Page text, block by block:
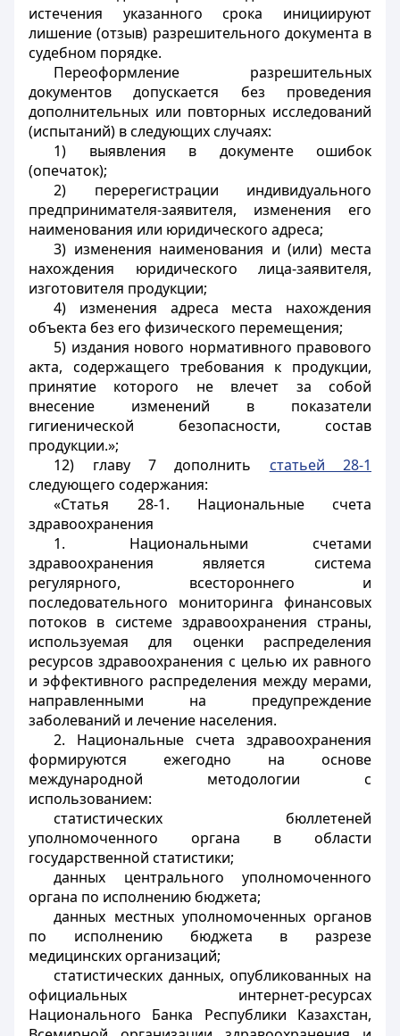
истечения указанного срока инициируют
лишение (отзыв) разрешительного документа в
судебном порядке.
Переоформление разрешительных
документов допускается без проведения
дополнительных или повторных исследований
(испытаний) в следующих случаях:
1) выявления в документе ошибок
(опечаток);
2) перерегистрации индивидуального
предпринимателя-заявителя, изменения его
наименования или юридического адреса;
3) изменения наименования и (или) места
нахождения юридического лица-заявителя,
изготовителя продукции;
4) изменения адреса места нахождения
объекта без его физического перемещения;
5) издания нового нормативного правового
акта, содержащего требования к продукции,
принятие которого не влечет за собой
внесение изменений в показатели
гигиенической безопасности, состав
продукции.»;
12) главу 7 дополнить статьей 28-1
следующего содержания:
«Статья 28-1. Национальные счета
здравоохранения
1. Национальными счетами
здравоохранения является система
регулярного, всестороннего и
последовательного мониторинга финансовых
потоков в системе здравоохранения страны,
используемая для оценки распределения
ресурсов здравоохранения с целью их равного
и эффективного распределения между мерами,
направленными на предупреждение
заболеваний и лечение населения.
2. Национальные счета здравоохранения
формируются ежегодно на основе
международной методологии с
использованием:
статистических бюллетеней
уполномоченного органа в области
государственной статистики;
данных центрального уполномоченного
органа по исполнению бюджета;
данных местных уполномоченных органов
по исполнению бюджета в разрезе
медицинских организаций;
статистических данных, опубликованных на
официальных интернет-ресурсах
Национального Банка Республики Казахстан,